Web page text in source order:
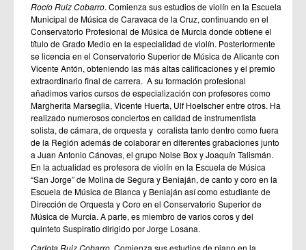
Rocío Ruiz Cobarro. Comienza sus estudios de violín en la Escuela
Municipal de Música de Caravaca de la Cruz, continuando en el
Conservatorio Profesional de Música de Murcia donde obtiene el
título de Grado Medio en la especialidad de violín. Posteriormente
se licencia en el Conservatorio Superior de Música de Alicante con
Vicente Antón, obteniendo las más altas calificaciones y el premio
extraordinario final de carrera. A su formación profesional
añadimos varios cursos de especialización con profesores como
Margherita Marseglia, Vicente Huerta, Ulf Hoelscher entre otros. Ha
realizado numerosos conciertos en calidad de instrumentista
solista, de cámara, de orquesta y coralista tanto dentro como fuera
de la Región además de colaborar en diferentes grabaciones junto
a Juan Antonio Cánovas, el grupo Noise Box y Joaquín Talismán.
En la actualidad es profesora de violín en la Escuela de Música
“San Jorge” de Molina de Segura y Beniaján, de canto y coro en la
Escuela de Música de Blanca y Beniaján así como estudiante de
Dirección de Orquesta y Coro en el Conservatorio Superior de
Música de Murcia. A parte, es miembro de varios coros y del
quinteto Suspiratio dirigido por Jorge Losana.
Carlota Ruiz Cobarro. Comienza sus estudios de piano en la